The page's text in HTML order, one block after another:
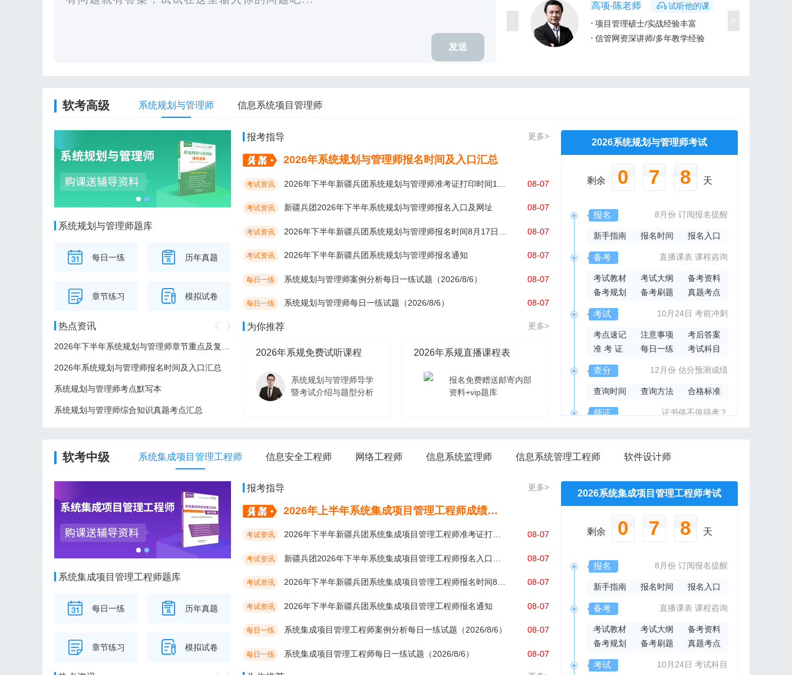
发送
高项-陈老师
试听他的课
项目管理硕士/实战经验丰富
信管网资深讲师/多年教学经验
< >
软考高级 系统规划与管理师 信息系统项目管理师
系统规划与管理师题库
每日一练 历年真题
章节练习 模拟试卷
热点资讯
2026年系统规划与管理师报名时间及入口汇总
系统规划与管理师考点默写本
系统规划与管理师综合知识真题考点汇总
报考指导 更多>
2026年系统规划与管理师报名时间及入口汇总
考试资讯 08-07
考试资讯 新疆兵团2026年下半年系统规划与管理师报名入口及网址 08-07
考试资讯 08-07
考试资讯 2026年下半年新疆兵团系统规划与管理师报名通知 08-07
每日一练 系统规划与管理师案例分析每日一练试题（2026/8/6） 08-07
每日一练 系统规划与管理师每日一练试题（2026/8/6） 08-07
为你推荐 更多>
2026年系规免费试听课程
系统规划与管理师导学
暨考试介绍与题型分析
2026年系规直播课程表
报名免费赠送邮寄内部
资料+vip题库
2026年系规内部辅导资料
报班免费邮寄辅导资料
信管网精心组编资料集
系统规划与管理师导学
2026系统规划与管理师考试
剩余 0 7 8 天
报名 8月份 订阅报名提醒
新手指南 报名时间 报名入口
备考 直播课表 课程咨询
考试教材 考试大纲
备考资料
备考规划
备考刷题 真题考点
考试 10月24日 考前冲刺
考点速记 注意事项
考后答案
准 考 证
每日一练 考试科目
查分 12月份 估分预测成绩
查询时间 查询方法 合格标准
领证 证书值不值得考？
软考中级 系统集成项目管理工程师 信息安全工程师 网络工程师 信息系统监理师 信息系统管理工程师 软件设计师
系统集成项目管理工程师题库
每日一练 历年真题
章节练习 模拟试卷
报考指导 更多>
2026年上半年系统集成项目管理工程师成绩考后多久公布？
考试资讯 08-07
考试资讯 08-07
考试资讯 08-07
考试资讯 2026年下半年新疆兵团系统集成项目管理工程师报名通知 08-07
每日一练 系统集成项目管理工程师案例分析每日一练试题（2026/8/6） 08-07
每日一练 系统集成项目管理工程师每日一练试题（2026/8/6） 08-07
2026系统集成项目管理工程师考试
剩余 0 7 8 天
报名 8月份 订阅报名提醒
新手指南 报名时间 报名入口
备考 直播课表 课程咨询
考试教材 考试大纲
备考资料
备考规划
备考刷题 真题考点
考试 10月24日 考试科目